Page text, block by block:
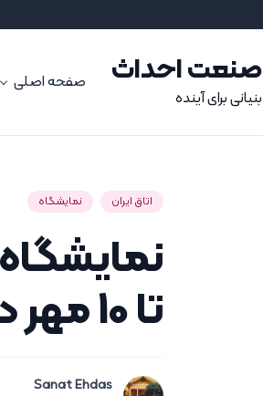
صنعت احداث
بنیانی برای آینده
صفحه اصلی
اتاق ایران نمایشگاه
تا 10 مهر در آتن برگزار می‌شود
Sanat Ehdas